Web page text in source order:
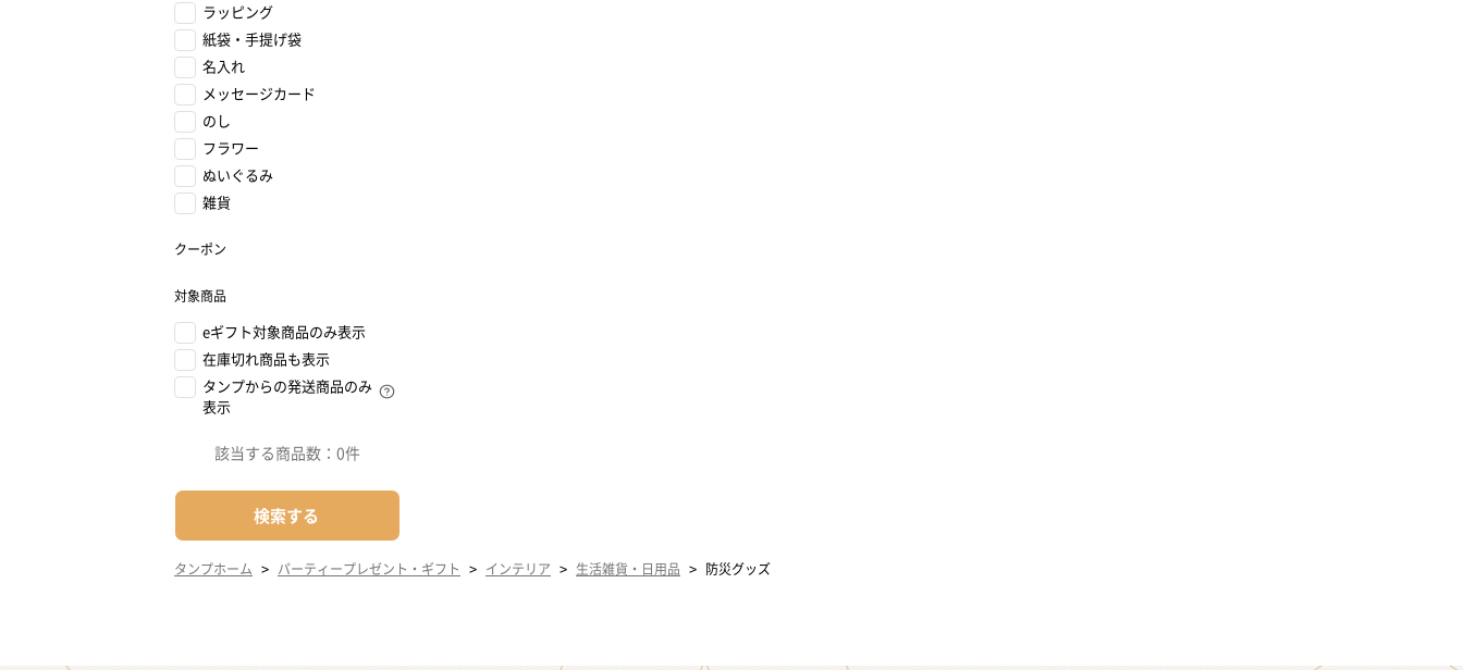
ラッピング
紙袋・手提げ袋
名入れ
メッセージカード
のし
フラワー
ぬいぐるみ
雑貨
クーポン
対象商品
eギフト対象商品のみ表示
在庫切れ商品も表示
タンプからの発送商品のみ
表示
該当する商品数： 0件
検索する
タンプホーム > パーティープレゼント・ギフト > インテリア > 生活雑貨・日用品 > 防災グッズ